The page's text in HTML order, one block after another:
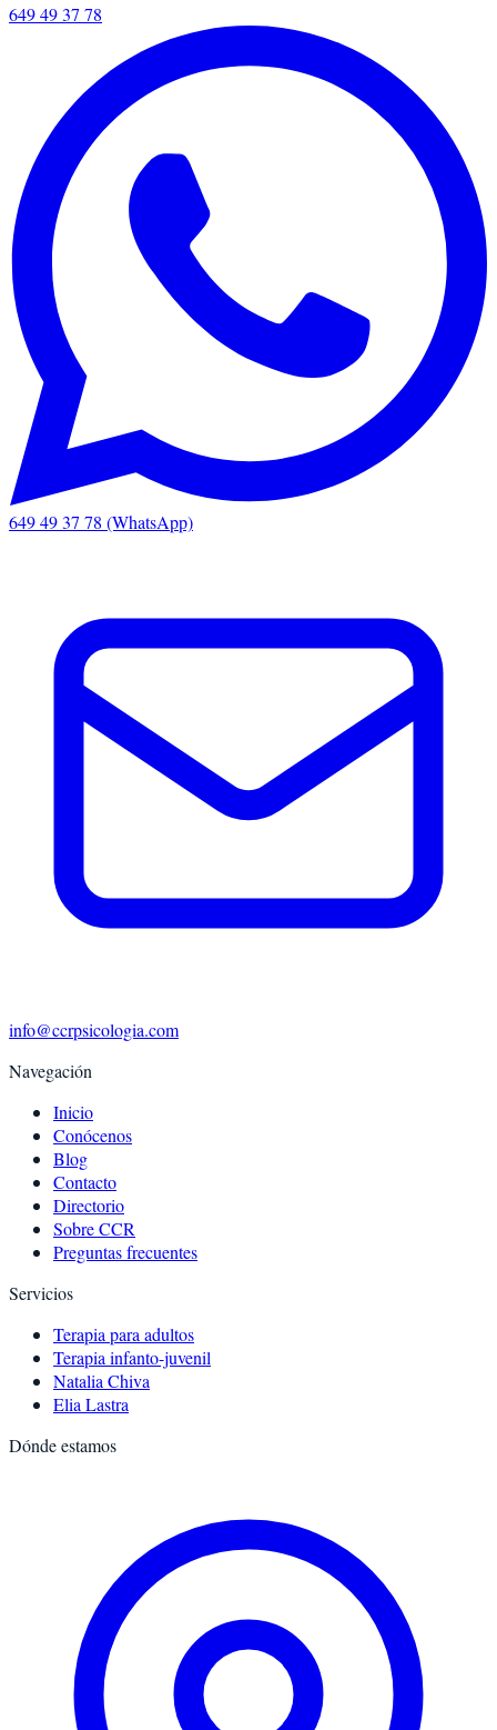
649 49 37 78
649 49 37 78 (WhatsApp)
info@ccrpsicologia.com
Navegación
Inicio
Conócenos
Blog
Contacto
Directorio
Sobre CCR
Preguntas frecuentes
Servicios
Terapia para adultos
Terapia infanto-juvenil
Natalia Chiva
Elia Lastra
Dónde estamos